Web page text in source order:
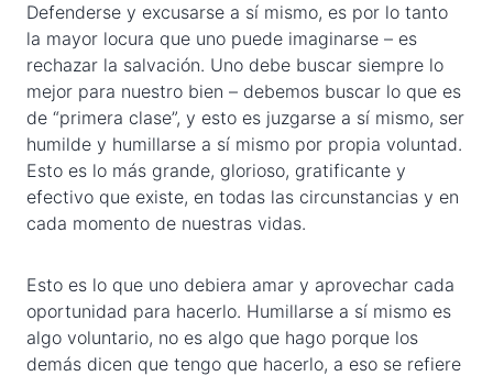
Defenderse y excusarse a sí mismo, es por lo tanto
la mayor locura que uno puede imaginarse – es
rechazar la salvación. Uno debe buscar siempre lo
mejor para nuestro bien – debemos buscar lo que es
de “primera clase”, y esto es juzgarse a sí mismo, ser
humilde y humillarse a sí mismo por propia voluntad.
Esto es lo más grande, glorioso, gratificante y
efectivo que existe, en todas las circunstancias y en
cada momento de nuestras vidas.
Esto es lo que uno debiera amar y aprovechar cada
oportunidad para hacerlo. Humillarse a sí mismo es
algo voluntario, no es algo que hago porque los
demás dicen que tengo que hacerlo, a eso se refiere